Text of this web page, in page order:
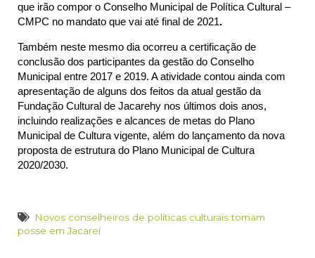
que irão compor o Conselho Municipal de Política Cultural –
CMPC no mandato que vai até final de 2021.
Também neste mesmo dia ocorreu a certificação de
conclusão dos participantes da gestão do Conselho
Municipal entre 2017 e 2019. A atividade contou ainda com
apresentação de alguns dos feitos da atual gestão da
Fundação Cultural de Jacarehy nos últimos dois anos,
incluindo realizações e alcances de metas do Plano
Municipal de Cultura vigente, além do lançamento da nova
proposta de estrutura do Plano Municipal de Cultura
2020/2030.
Novos conselheiros de políticas culturais tomam
posse em Jacareí